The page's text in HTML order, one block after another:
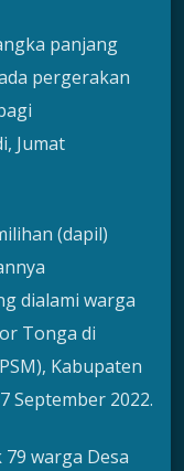
panjang
pergerakan
Jumat
(dapil)
dialami warga
Tonga di
Kabupaten
September 2022.
warga Desa